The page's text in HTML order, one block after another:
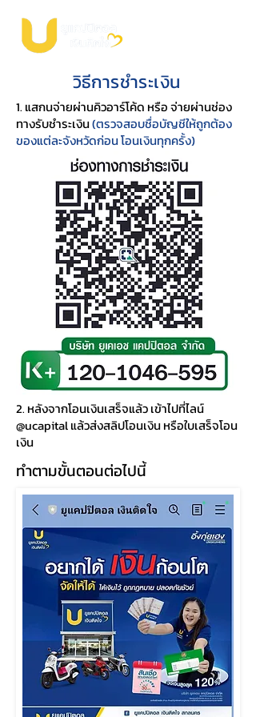
วิธีการชำระเงิน
1. แสกนจ่ายผ่านคิวอาร์โค้ด หรือ จ่ายผ่านช่อง
ทางรับชำระเงิน(ตรวจสอบชื่อบัญชีให้ถูกต้อง
ของแต่ละจังหวัดก่อน โอนเงินทุกครั้ง)
2. หลังจากโอนเงินเสร็จแล้ว เข้าไปที่ไลน์
@ucapital แล้วส่งสลิปโอนเงิน หรือใบเสร็จโอน
เงิน
ทำตามขั้นตอนต่อไปนี้